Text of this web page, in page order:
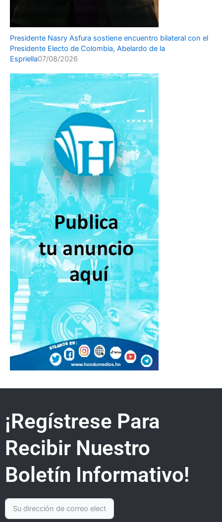
Presidente Nasry Asfura sostiene encuentro bilateral con el
Presidente Electo de Colombia, Abelardo de la
Espriella07/08/2026
¡Regístrese Para
Recibir Nuestro
Boletín Informativo!